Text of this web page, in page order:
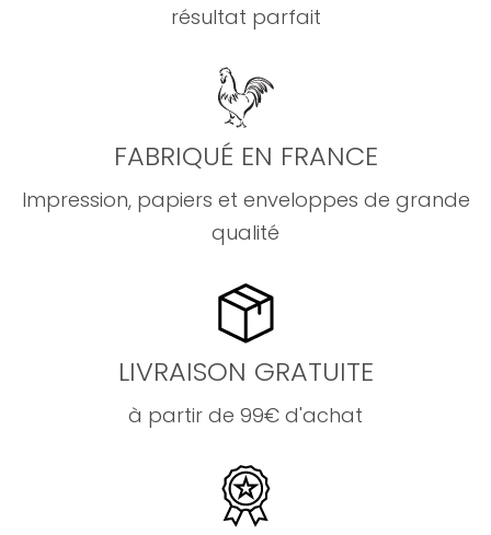
résultat parfait
FABRIQUÉ EN FRANCE
Impression, papiers et enveloppes de grande
qualité
LIVRAISON GRATUITE
à partir de 99€ d'achat